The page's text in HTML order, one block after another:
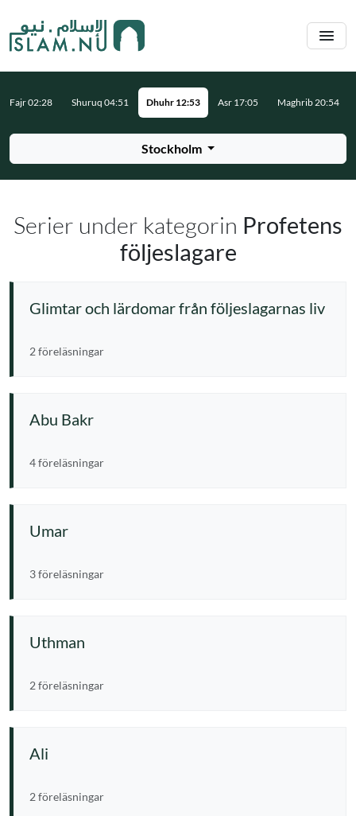
Stockholm
Fajr 02:28 Shuruq 04:51 Dhuhr 12:53 Asr 17:05 Maghrib 20:54
Serier under kategorin Profetens
följeslagare
Glimtar och lärdomar från följeslagarnas liv
2 föreläsningar
Abu Bakr
4 föreläsningar
Umar
3 föreläsningar
Uthman
2 föreläsningar
Ali
2 föreläsningar